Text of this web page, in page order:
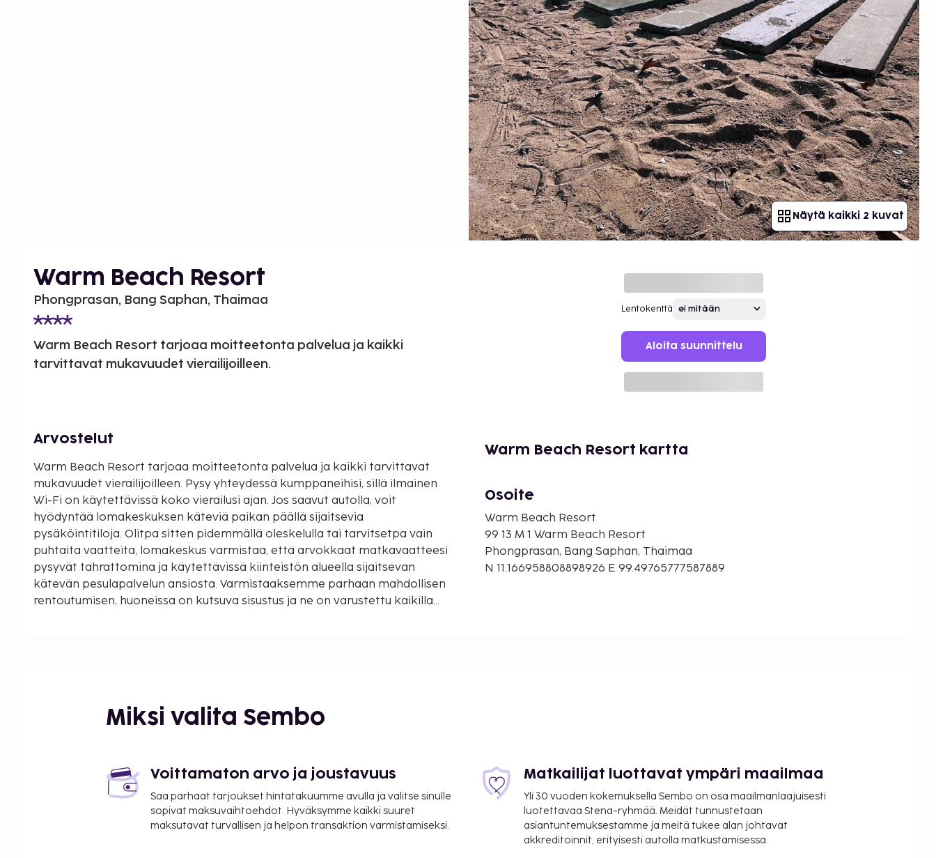
Näytä kaikki 2 kuvat
Warm Beach Resort
Phongprasan, Bang Saphan, Thaimaa
Warm Beach Resort tarjoaa moitteetonta palvelua ja kaikki
tarvittavat mukavuudet vierailijoilleen.
Lentokenttä
Aloita suunnittelu
Arvostelut
Warm Beach Resort tarjoaa moitteetonta palvelua ja kaikki tarvittavat
mukavuudet vierailijoilleen. Pysy yhteydessä kumppaneihisi, sillä ilmainen
Wi-Fi on käytettävissä koko vierailusi ajan. Jos saavut autolla, voit
hyödyntää lomakeskuksen käteviä paikan päällä sijaitsevia
pysäköintitiloja. Olitpa sitten pidemmällä oleskelulla tai tarvitsetpa vain
puhtaita vaatteita, lomakeskus varmistaa, että arvokkaat matkavaatteesi
pysyvät tahrattomina ja käytettävissä kiinteistön alueella sijaitsevan
kätevän pesulapalvelun ansiosta. Varmistaaksemme parhaan mahdollisen
rentoutumisen, huoneissa on kutsuva sisustus ja ne on varustettu kaikilla
Warm Beach Resort kartta
Osoite
Warm Beach Resort
99 13 M 1 Warm Beach Resort
Phongprasan, Bang Saphan, Thaimaa
N 11.166958808898926 E 99.49765777587889
Miksi valita Sembo
Voittamaton arvo ja joustavuus
Saa parhaat tarjoukset hintatakuumme avulla ja valitse sinulle
sopivat maksuvaihtoehdot. Hyväksymme kaikki suuret
maksutavat turvallisen ja helpon transaktion varmistamiseksi.
Matkailijat luottavat ympäri maailmaa
Yli 30 vuoden kokemuksella Sembo on osa maailmanlaajuisesti
luotettavaa Stena-ryhmää. Meidät tunnustetaan
asiantuntemuksestamme ja meitä tukee alan johtavat
akkreditoinnit, erityisesti autolla matkustamisessa.